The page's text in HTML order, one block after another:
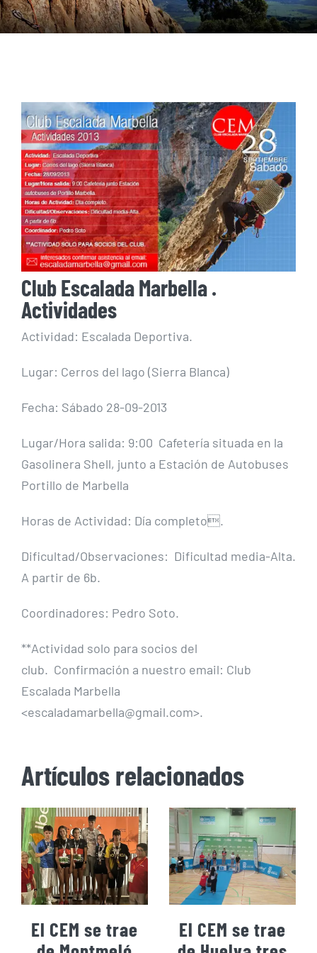
Club Escalada Marbella .
Actividades
Actividad: Escalada Deportiva.
Lugar: Cerros del lago (Sierra Blanca)
Fecha: Sábado 28-09-2013
Lugar/Hora salida: 9:00 Cafetería situada en la
Gasolinera Shell, junto a Estación de Autobuses
Portillo de Marbella
Horas de Actividad: Día completo.
Dificultad/Observaciones: Dificultad media-Alta.
A partir de 6b.
Coordinadores: Pedro Soto.
**Actividad solo para socios del
club. Confirmación a nuestro email: Club
Escalada Marbella
<escaladamarbella@gmail.com>.
Artículos relacionados
El CEM se trae
El CEM se trae